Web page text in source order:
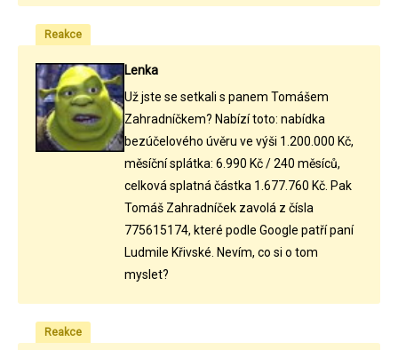
Reakce
Lenka
Už jste se setkali s panem Tomášem
Zahradníčkem? Nabízí toto: nabídka
bezúčelového úvěru ve výši 1.200.000 Kč,
měsíční splátka: 6.990 Kč / 240 měsíců,
celková splatná částka 1.677.760 Kč. Pak
Tomáš Zahradníček zavolá z čísla
775615174, které podle Google patří paní
Ludmile Křivské. Nevím, co si o tom
myslet?
Reakce